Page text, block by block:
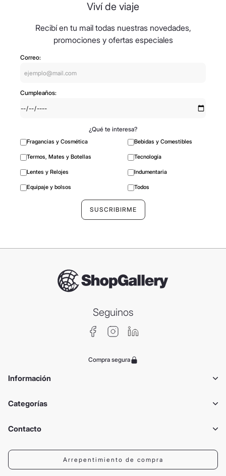
Viví de viaje
Recibí en tu mail todas nuestras novedades,
promociones y ofertas especiales
Correo:
Cumpleaños:
¿Qué te interesa?
Fragancias y Cosmética Bebidas y Comestibles
Termos, Mates y Botellas Tecnología
Lentes y Relojes Indumentaria
Equipaje y bolsos Todos
Seguinos
Compra segura
Información
Categorías
Contacto
Arrepentimiento de compra